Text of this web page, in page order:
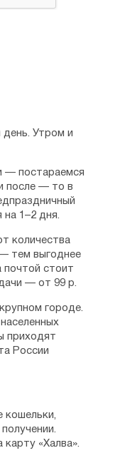
Утром и
— постараемся
после — то в
на 1–2 дня.
количества
тем выгоднее
почтой стоит
— от 99 р.
городе.
приходят
России
кошельки,
«Халва».